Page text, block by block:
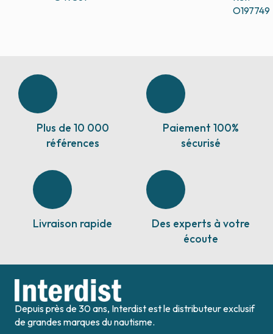
O197749
Plus de 10 000
références
Paiement 100%
sécurisé
Livraison rapide
Des experts à votre
écoute
Depuis près de 30 ans, Interdist est le distributeur exclusif
de grandes marques du nautisme.